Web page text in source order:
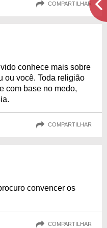
COMPARTILHAR
conhece mais sobre
ou você. Toda religião
com base no medo,
COMPARTILHAR
convencer os
COMPARTILHAR